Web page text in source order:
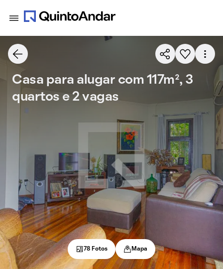
Casa para alugar com 117m², 3
quartos e 2 vagas
78 Fotos Mapa